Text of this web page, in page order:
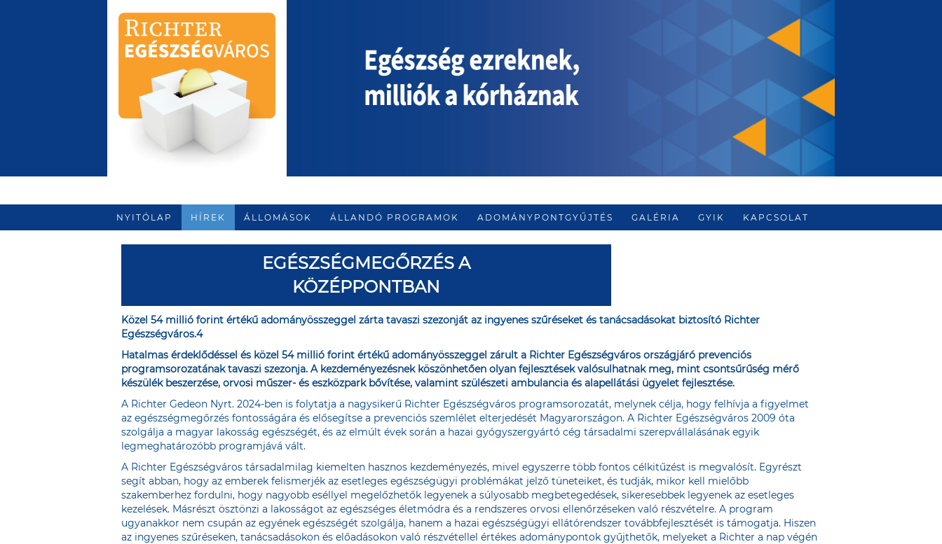
NYITÓLAP HÍREK ÁLLOMÁSOK ÁLLANDÓ PROGRAMOK ADOMÁNYPONTGYŰJTÉS GALÉRIA GYIK KAPCSOLAT
EGÉSZSÉGMEGŐRZÉS A
KÖZÉPPONTBAN
Közel 54 millió forint értékű adományösszeggel zárta tavaszi szezonját az ingyenes szűréseket és tanácsadásokat biztosító Richter
Egészségváros.4
Hatalmas érdeklődéssel és közel 54 millió forint értékű adományösszeggel zárult a Richter Egészségváros országjáró prevenciós
programsorozatának tavaszi szezonja. A kezdeményezésnek köszönhetően olyan fejlesztések valósulhatnak meg, mint csontsűrűség mérő
készülék beszerzése, orvosi műszer- és eszközpark bővítése, valamint szülészeti ambulancia és alapellátási ügyelet fejlesztése.
A Richter Gedeon Nyrt. 2024-ben is folytatja a nagysikerű Richter Egészségváros programsorozatát, melynek célja, hogy felhívja a figyelmet
az egészségmegőrzés fontosságára és elősegítse a prevenciós szemlélet elterjedését Magyarországon. A Richter Egészségváros 2009 óta
szolgálja a magyar lakosság egészségét, és az elmúlt évek során a hazai gyógyszergyártó cég társadalmi szerepvállalásának egyik
legmeghatározóbb programjává vált.
A Richter Egészségváros társadalmilag kiemelten hasznos kezdeményezés, mivel egyszerre több fontos célkitűzést is megvalósít. Egyrészt
segít abban, hogy az emberek felismerjék az esetleges egészségügyi problémákat jelző tüneteiket, és tudják, mikor kell mielőbb
szakemberhez fordulni, hogy nagyobb eséllyel megelőzhetők legyenek a súlyosabb megbetegedések, sikeresebbek legyenek az esetleges
kezelések. Másrészt ösztönzi a lakosságot az egészséges életmódra és a rendszeres orvosi ellenőrzéseken való részvételre. A program
ugyanakkor nem csupán az egyének egészségét szolgálja, hanem a hazai egészségügyi ellátórendszer továbbfejlesztését is támogatja. Hiszen
az ingyenes szűréseken, tanácsadásokon és előadásokon való részvétellel értékes adománypontok gyűjthetők, melyeket a Richter a nap végén